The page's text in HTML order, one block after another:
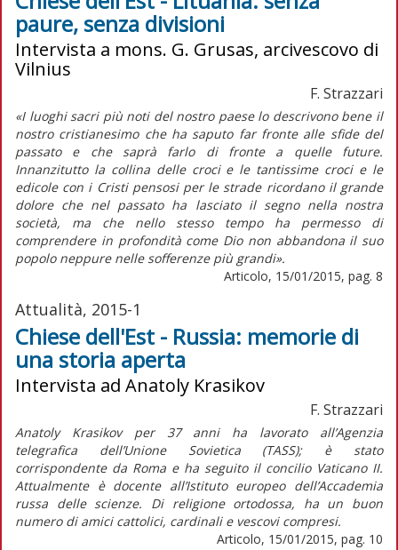
paure, senza divisioni
Intervista a mons. G. Grusas, arcivescovo di
Vilnius
F. Strazzari
«I luoghi sacri più noti del nostro paese lo descrivono bene il
nostro cristianesimo che ha saputo far fronte alle sfide del
passato e che saprà farlo di fronte a quelle future.
Innanzitutto la collina delle croci e le tantissime croci e le
edicole con i Cristi pensosi per le strade ricordano il grande
dolore che nel passato ha lasciato il segno nella nostra
società, ma che nello stesso tempo ha permesso di
comprendere in profondità come Dio non abbandona il suo
popolo neppure nelle sofferenze più grandi».
Articolo, 15/01/2015, pag. 8
Attualità, 2015-1
Chiese dell'Est - Russia: memorie di
una storia aperta
Intervista ad Anatoly Krasikov
F. Strazzari
Anatoly Krasikov per 37 anni ha lavorato all’Agenzia
telegrafica dell’Unione Sovietica (TASS); è stato
corrispondente da Roma e ha seguito il concilio Vaticano II.
Attualmente è docente all’Istituto europeo dell’Accademia
russa delle scienze. Di religione ortodossa, ha un buon
numero di amici cattolici, cardinali e vescovi compresi.
Articolo, 15/01/2015, pag. 10